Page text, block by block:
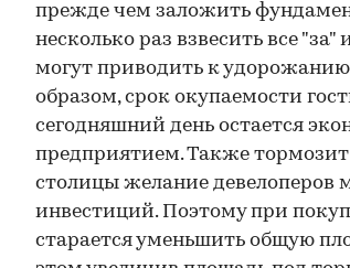
прежде чем заложить
несколько раз взвесить все
могут приводить к
образом, срок окупаемости
сегодняшний день остается
предприятием. Также
столицы желание девелоперов
инвестиций. Поэтому при
старается уменьшить общую